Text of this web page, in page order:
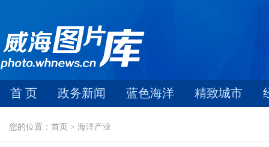
首 页 政务新闻 蓝色海洋 精致城市
您的位置：首页 > 海洋产业